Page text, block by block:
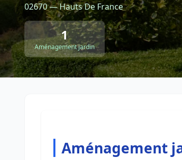
02670 — Hauts De France
1
Aménagement jardin
Aménagement